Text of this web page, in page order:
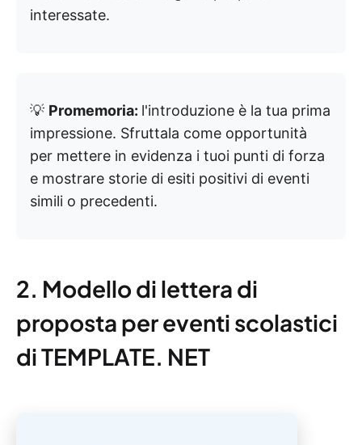
interessate.
💡 Promemoria: l'introduzione è la tua prima
impressione. Sfruttala come opportunità
per mettere in evidenza i tuoi punti di forza
e mostrare storie di esiti positivi di eventi
simili o precedenti.
2. Modello di lettera di
proposta per eventi scolastici
di TEMPLATE. NET